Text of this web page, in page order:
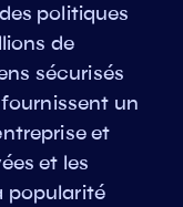
politiques
de
sécurisés
un
et
et les
popularité